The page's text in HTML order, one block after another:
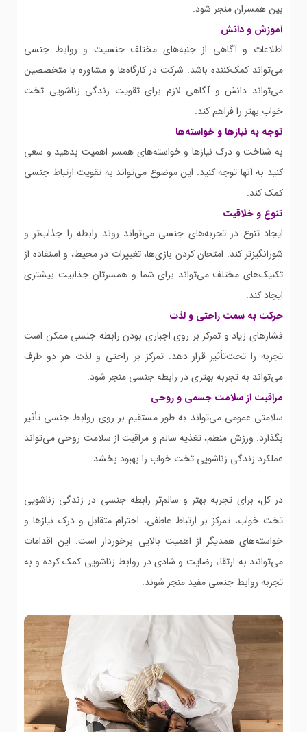
بین همسران منجر شود.
آموزش و دانش
اطلاعات و آگاهی از جنبه‌های مختلف جنسیت و روابط جنسی
می‌تواند کمک‌کننده باشد. شرکت در کارگاه‌ها و مشاوره با متخصصین
می‌تواند دانش و آگاهی لازم برای تقویت زندگی زناشویی تخت
خواب بهتر را فراهم کند.
توجه به نیازها و خواسته‌ها
به شناخت و درک نیازها و خواسته‌های همسر اهمیت بدهید و سعی
کنید به آنها توجه کنید. این موضوع می‌تواند به تقویت ارتباط جنسی
کمک کند.
تنوع و خلاقیت
ایجاد تنوع در تجربه‌های جنسی می‌تواند روند رابطه را جذاب‌تر و
شورانگیزتر کند. امتحان کردن بازی‌ها، تغییرات در محیط، و استفاده از
تکنیک‌های مختلف می‌تواند برای شما و همسرتان جذابیت بیشتری
ایجاد کند.
حرکت به سمت راحتی و لذت
فشارهای زیاد و تمرکز بر روی اجباری بودن رابطه جنسی ممکن است
تجربه را تحت‌تأثیر قرار دهد. تمرکز بر راحتی و لذت هر دو طرف
می‌تواند به تجربه بهتری در رابطه جنسی منجر شود.
مراقبت از سلامت جسمی و روحی
سلامتی عمومی می‌تواند به طور مستقیم بر روی روابط جنسی تأثیر
بگذارد. ورزش منظم، تغذیه سالم و مراقبت از سلامت روحی می‌تواند
عملکرد زندگی زناشویی تخت خواب را بهبود بخشد.
در کل، برای تجربه بهتر و سالم‌تر رابطه جنسی در زندگی زناشویی
تخت خواب، تمرکز بر ارتباط عاطفی، احترام متقابل و درک نیازها و
خواسته‌های همدیگر از اهمیت بالایی برخوردار است. این اقدامات
می‌توانند به ارتقاء رضایت و شادی در روابط زناشویی کمک کرده و به
تجربه روابط جنسی مفید منجر شوند.